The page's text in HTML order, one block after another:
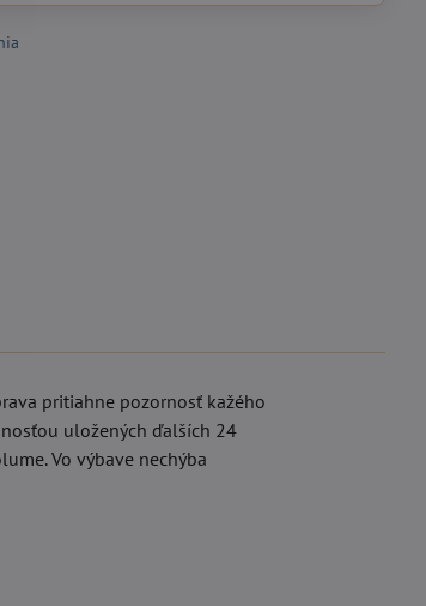
pritiahne pozornosť kažého
uložených ďalších 24
Vo výbave nechýba